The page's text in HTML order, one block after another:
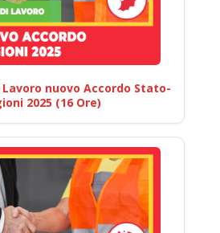
nuovo Accordo Stato-
2025 (16 Ore)